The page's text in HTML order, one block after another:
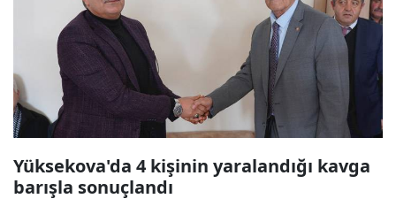
Yüksekova'da 4 kişinin yaralandığı kavga
barışla sonuçlandı